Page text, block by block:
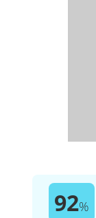
92%